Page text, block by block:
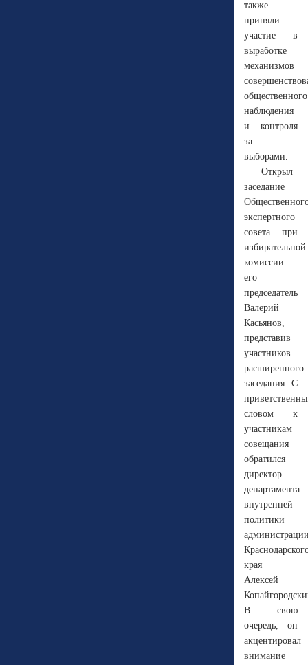
также
приняли
участие в
выработке
механизмов
общественного
наблюдения
и контроля
за
выборами.
Открыл
заседание
экспертного
совета при
избирательной
комиссии
его
председатель
Валерий
Касьянов,
представив
участников
расширенного
заседания. С
словом к
участникам
совещания
обратился
директор
департамента
внутренней
политики
края
Алексей
В свою
очередь, он
акцентировал
внимание